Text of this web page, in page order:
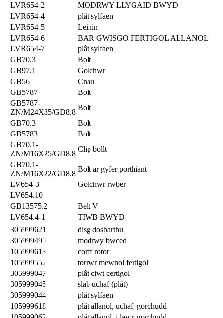
LVR654-2
MODRWY LLYGAID BWYD
LVR654-4
plât sylfaen
LVR654-5
Leinin
LVR654-6
BAR GWISGO FERTIGOL ALLANOL
LVR654-7
plât sylfaen
GB70.3
Bolt
GB97.1
Golchwr
GB56
Cnau
GB5787
Bolt
GB5787-
ZN/M24X85/GD8.8
Bolt
GB70.3
Bolt
GB5783
Bolt
GB70.1-
ZN/M16X25/GD8.8
Clip bollt
GB70.1-
ZN/M16X22/GD8.8
Bolt ar gyfer porthiant
LV654-3
Golchwr rwber
LV654.10
GB13575.2
Belt V
LV654.4-1
TIWB BWYD
305999621
disg dosbarthu
305999495
modrwy bwced
105999613
corff rotor
105999552
torrwr mewnol fertigol
305999047
plât ciwt certigol
305999045
slab uchaf (plât)
305999044
plât sylfaen
105999618
plât allanol, uchaf, gorchudd